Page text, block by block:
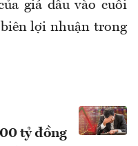
giá dầu vào cuối
lợi nhuận trong
tỷ đồng